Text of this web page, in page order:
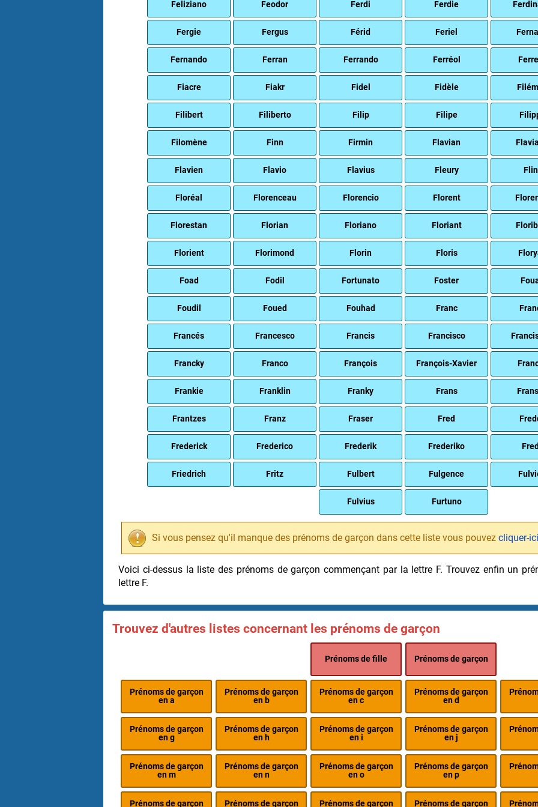
Feliziano Feodor Ferdi Ferdie
Fergie Fergus Férid Feriel
Fernando Ferran Ferrando Ferréol
Fiacre Fiakr Fidel Fidèle
Filibert Filiberto Filip Filipe
Filomène Finn Firmin Flavian
Flavien Flavio Flavius Fleury
Floréal Florenceau Florencio Florent
Florestan Florian Floriano Floriant
Florient Florimond Florin Floris
Foad Fodil Fortunato Foster
Foudil Foued Fouhad Franc
Francés Francesco Francis Francisco
Francky Franco François François-Xavier
Frankie Franklin Franky Frans
Frantzes Franz Fraser Fred
Frederick Frederico Frederik Frederiko
Friedrich Fritz Fulbert Fulgence
Fulvius Furtuno
Si vous pensez qu'il manque des prénoms de garçon dans cette liste vous pouvez cliquer-
Voici ci-dessus la liste des prénoms de garçon commençant par la lettre F. Trouvez enfin un
lettre F.
Trouvez d'autres listes concernant les prénoms de garçon
Prénoms de fille Prénoms de garçon
Prénoms de garçon
en a
Prénoms de garçon
en b
Prénoms de garçon
en c
Prénoms de garçon
en d
Prénoms de garçon
en g
Prénoms de garçon
en h
Prénoms de garçon
en i
Prénoms de garçon
en j
Prénoms de garçon
en m
Prénoms de garçon
en n
Prénoms de garçon
en o
Prénoms de garçon
en p
Prénoms de garçon Prénoms de garçon Prénoms de garçon Prénoms de garçon